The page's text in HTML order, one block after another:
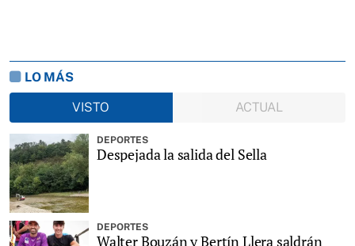
LO MÁS
VISTO
ACTUAL
DEPORTES
Despejada la salida del Sella
DEPORTES
Walter Bouzán y Bertín Llera saldrán